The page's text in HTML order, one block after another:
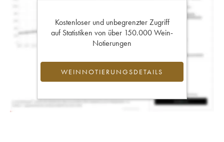
Kostenloser und unbegrenzter Zugriff
auf Statistiken von über 150.000 Wein-
Notierungen
WEINNOTIERUNGSDETAILS